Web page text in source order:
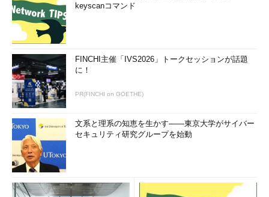
keyscanコマンド
FINCHI主催「IVS2026」トークセッションが話題
に！
PR(FINCHI on GOETHE)
文系と理系の知恵を生かす――東京大学がサイバー
セキュリティ研究グループを始動